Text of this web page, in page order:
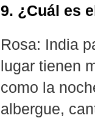
9. ¿Cuál es
Rosa: India
lugar tienen
como la
albergue,